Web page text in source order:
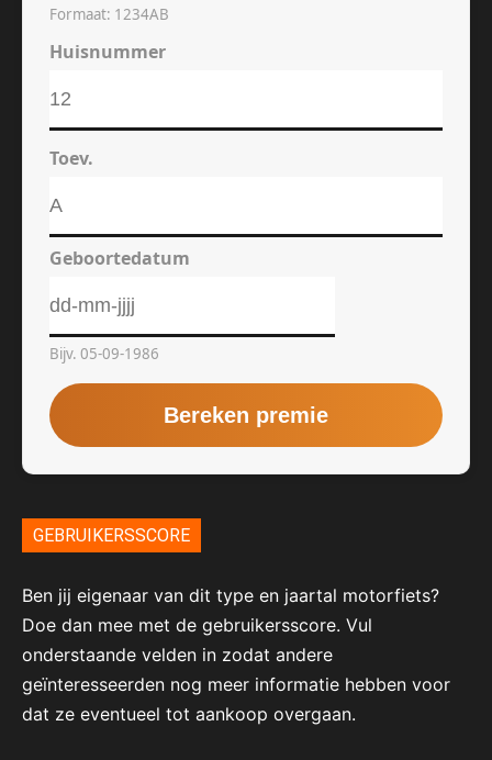
GEBRUIKERSSCORE
Ben jij eigenaar van dit type en jaartal motorfiets?
Doe dan mee met de gebruikersscore. Vul
onderstaande velden in zodat andere
geïnteresseerden nog meer informatie hebben voor
dat ze eventueel tot aankoop overgaan.